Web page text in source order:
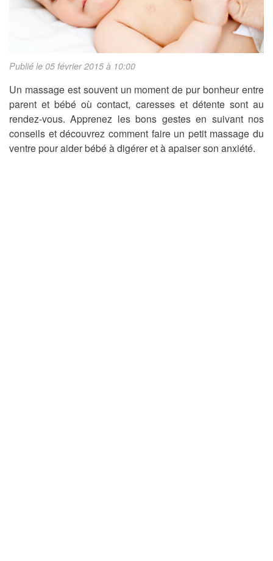
Publié le 05 février 2015 à 10:00
Un massage est souvent un moment de pur bonheur entre
parent et bébé où contact, caresses et détente sont au
rendez-vous. Apprenez les bons gestes en suivant nos
conseils et découvrez comment faire un petit massage du
ventre pour aider bébé à digérer et à apaiser son anxiété.